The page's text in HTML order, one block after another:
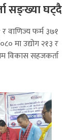
सङ्ख्या घट्दै
वाणिज्य फर्म ३७१
मा उद्योग २१३ र
विकास सहजकर्ता